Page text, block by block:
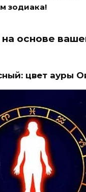
зодиака!
основе
цвет ауры